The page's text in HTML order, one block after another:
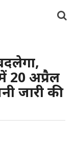
20 अप्रैल
जारी की